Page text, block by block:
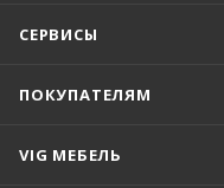
СЕРВИСЫ
ПОКУПАТЕЛЯМ
VIG МЕБЕЛЬ